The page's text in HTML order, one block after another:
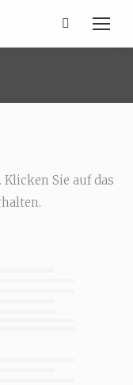
Search:
Sie auf das